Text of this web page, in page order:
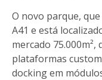
O novo parque,
A41 e está
mercado
plataformas
docking em